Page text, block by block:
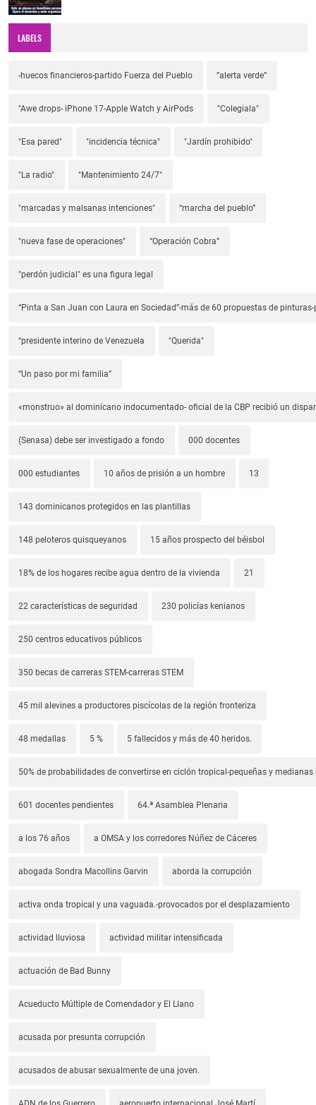
LABELS
-huecos financieros-partido Fuerza del Pueblo ”alerta verde”
"Awe drops- iPhone 17-Apple Watch y AirPods "Colegiala"
"Esa pared" "incidencia técnica" "Jardín prohibido"
"La radio" "Mantenimiento 24/7"
"marcadas y malsanas intenciones" “marcha del pueblo”
"nueva fase de operaciones" “Operación Cobra”
"perdón judicial" es una figura legal
“Pinta a San Juan con Laura en Sociedad”-más de 60 propuestas de
“presidente interino de Venezuela "Querida"
“Un paso por mi familia”
«monstruo» al dominicano indocumentado- oficial de la CBP recibió un
(Senasa) debe ser investigado a fondo 000 docentes
000 estudiantes 10 años de prisión a un hombre 13
143 dominicanos protegidos en las plantillas
148 peloteros quisqueyanos 15 años prospecto del béisbol
18% de los hogares recibe agua dentro de la vivienda 21
22 características de seguridad 230 policías kenianos
250 centros educativos públicos
350 becas de carreras STEM-carreras STEM
45 mil alevines a productores piscícolas de la región fronteriza
48 medallas 5 % 5 fallecidos y más de 40 heridos.
50% de probabilidades de convertirse en ciclón tropical-pequeñas y
601 docentes pendientes 64.ª Asamblea Plenaria
a los 76 años a OMSA y los corredores Núñez de Cáceres
abogada Sondra Macollins Garvin aborda la corrupción
activa onda tropical y una vaguada.-provocados por el desplazamiento
actividad lluviosa actividad militar intensificada
actuación de Bad Bunny
Acueducto Múltiple de Comendador y El Llano
acusada por presunta corrupción
acusados de abusar sexualmente de una joven.